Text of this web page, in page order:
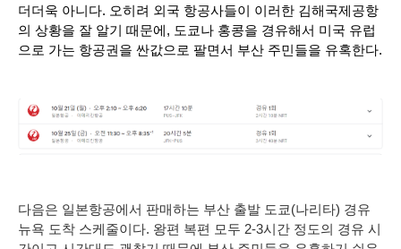
더더욱 아니다. 오히려 외국 항공사들이 이러한 김해국제공항
의 상황을 잘 알기 때문에, 도쿄나 홍콩을 경유해서 미국 유럽
다음은 일본항공에서 판매하는 부산 출발 도쿄(나리타) 경유
뉴욕 도착 스케줄이다. 왕편 복편 모두 2-3시간 정도의 경유 시